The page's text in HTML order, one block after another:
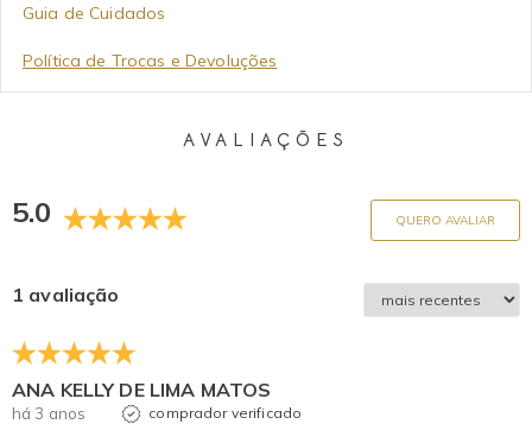
Guia de Cuidados
Política de Trocas e Devoluções
AVALIAÇÕES
5.0 QUERO AVALIAR
1 avaliação
ANA KELLY DE LIMA MATOS
há 3 anos comprador verificado